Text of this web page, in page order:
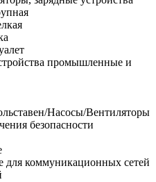
промышленные и
Насосы/Вентиляторы
безопасности
для коммуникационных сетей